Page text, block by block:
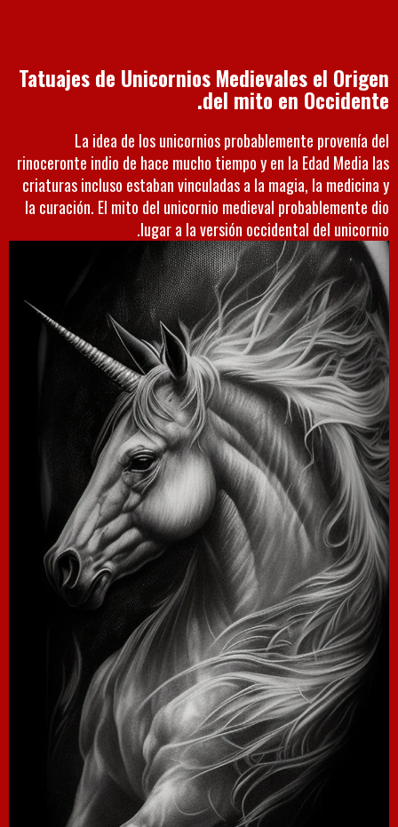
Tatuajes de Unicornios Medievales el Origen
del mito en Occidente.
La idea de los unicornios probablemente provenía del
rinoceronte indio de hace mucho tiempo y en la Edad Media las
criaturas incluso estaban vinculadas a la magia, la medicina y
la curación. El mito del unicornio medieval probablemente dio
lugar a la versión occidental del unicornio.